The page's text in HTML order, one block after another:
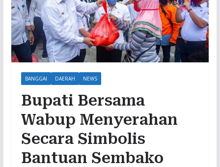
BANGGAI DAERAH NEWS
Bupati Bersama
Wabup Menyerahan
Secara Simbolis
Bantuan Sembako